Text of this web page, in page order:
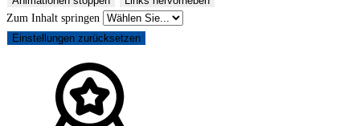
Zum Inhalt springen
Einstellungen zurücksetzen